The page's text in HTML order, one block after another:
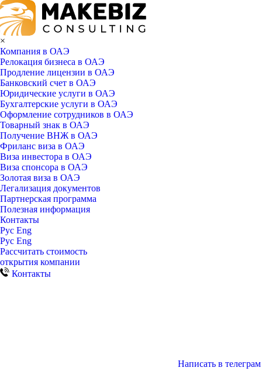
×
Компания в ОАЭ
Релокация бизнеса в ОАЭ
Продление лицензии в ОАЭ
Банковский счет в ОАЭ
Юридические услуги в ОАЭ
Бухгалтерские услуги в ОАЭ
Оформление сотрудников в ОАЭ
Товарный знак в ОАЭ
Получение ВНЖ в ОАЭ
Фриланс виза в ОАЭ
Виза инвестора в ОАЭ
Виза спонсора в ОАЭ
Золотая виза в ОАЭ
Легализация документов
Партнерская программа
Полезная информация
Контакты
Рус Eng
Рус Eng
Рассчитать стоимость
открытия компании
Контакты
Написать в телеграм